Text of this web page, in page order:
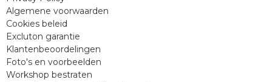
Algemene voorwaarden
Cookies beleid
Excluton garantie
Klantenbeoordelingen
Foto's en voorbeelden
Workshop bestraten